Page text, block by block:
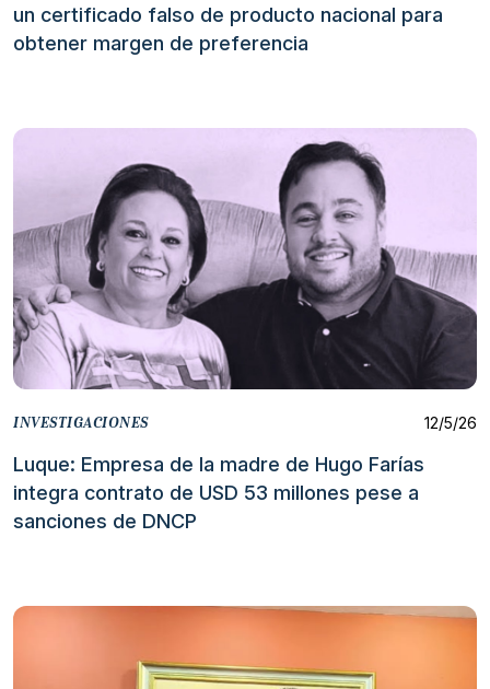
un certificado falso de producto nacional para
obtener margen de preferencia
INVESTIGACIONES 12/5/26
Luque: Empresa de la madre de Hugo Farías
integra contrato de USD 53 millones pese a
sanciones de DNCP